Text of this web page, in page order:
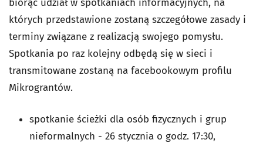
biorąc udział w spotkaniach informacyjnych, na
których przedstawione zostaną szczegółowe zasady i
terminy związane z realizacją swojego pomysłu.
Spotkania po raz kolejny odbędą się w sieci i
transmitowane zostaną na facebookowym profilu
Mikrograntów.
spotkanie ścieżki dla osób fizycznych i grup
nieformalnych - 26 stycznia o godz. 17:30,